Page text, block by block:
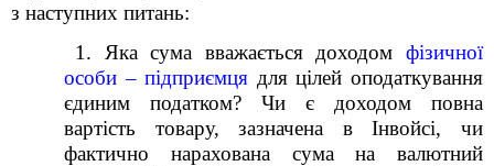
з наступних питань:
1. Яка сума вважається доходом фізичної
особи – підприємця для цілей оподаткування
єдиним податком? Чи є доходом повна
вартість товару, зазначена в Інвойсі, чи
фактично нарахована сума на валютний